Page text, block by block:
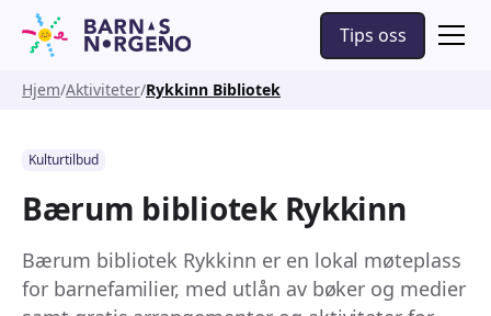
Tips oss
Hjem Aktiviteter Rykkinn Bibliotek
Kulturtilbud
Bærum bibliotek Rykkinn
Bærum bibliotek Rykkinn er en lokal møteplass
for barnefamilier, med utlån av bøker og medier